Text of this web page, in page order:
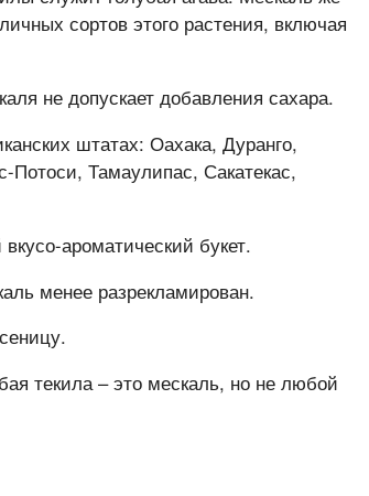
сортов этого растения, включая
не допускает добавления сахара.
штатах: Оахака, Дуранго,
Потоси, Тамаулипас, Сакатекас,
ароматический букет.
менее разрекламирован.
текила – это мескаль, но не любой